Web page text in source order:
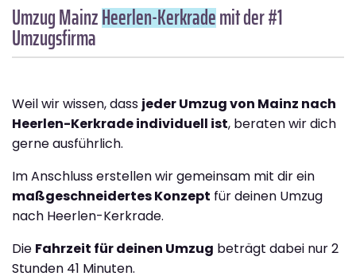
Umzug MainzHeerlen-Kerkrademit der #1
Umzugsfirma
Weil wir wissen, dass jeder Umzug von Mainz nach
Heerlen-Kerkrade individuell ist, beraten wir dich
gerne ausführlich.
Im Anschluss erstellen wir gemeinsam mit dir ein
maßgeschneidertes Konzept für deinen Umzug
nach Heerlen-Kerkrade.
Die Fahrzeit für deinen Umzug beträgt dabei nur 2
Stunden 41 Minuten.